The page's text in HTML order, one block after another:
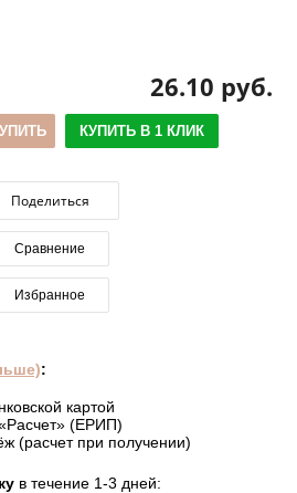
26.10 руб.
КУПИТЬ В 1 КЛИК
Поделиться
Сравнение
Избранное
:
картой
(ЕРИП)
(расчет при получении)
в течение 1-3 дней: